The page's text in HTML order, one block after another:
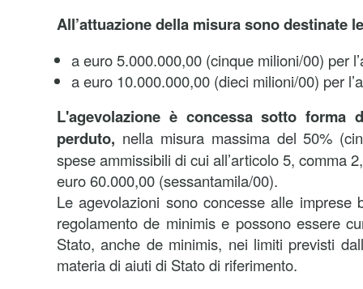
All’attuazione della misura sono destinate
a euro 5.000.000,00 (cinque milioni/00) per
a euro 10.000.000,00 (dieci milioni/00) per
L'agevolazione è concessa sotto forma
perduto, nella misura massima del 50%
spese ammissibili di cui all’articolo 5, comma
euro 60.000,00 (sessantamila/00).
Le agevolazioni sono concesse alle imprese
regolamento de minimis e possono essere
Stato, anche de minimis, nei limiti previsti
materia di aiuti di Stato di riferimento.